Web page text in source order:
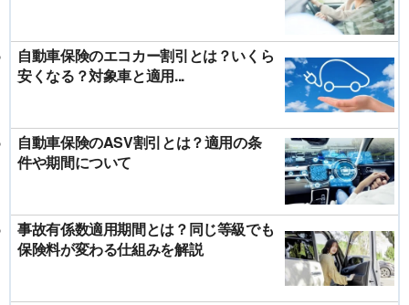
自動車保険のエコカー割引とは？いくら
安くなる？対象車と適用...
自動車保険のASV割引とは？適用の条
件や期間について
事故有係数適用期間とは？同じ等級でも
保険料が変わる仕組みを解説